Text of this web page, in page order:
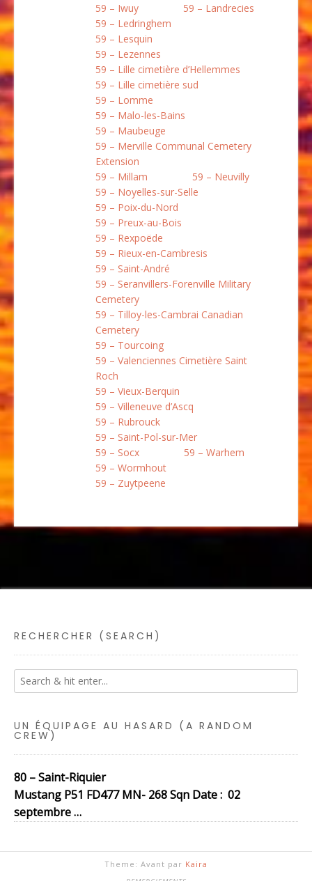
59 – Iwuy
59 – Landrecies
59 – Ledringhem
59 – Lesquin
59 – Lezennes
59 – Lille cimetière d’Hellemmes
59 – Lille cimetière sud
59 – Lomme
59 – Malo-les-Bains
59 – Maubeuge
59 – Merville Communal Cemetery
Extension
59 – Millam
59 – Neuvilly
59 – Noyelles-sur-Selle
59 – Poix-du-Nord
59 – Preux-au-Bois
59 – Rexpoëde
59 – Rieux-en-Cambresis
59 – Saint-André
59 – Seranvillers-Forenville Military
Cemetery
59 – Tilloy-les-Cambrai Canadian
Cemetery
59 – Tourcoing
59 – Valenciennes Cimetière Saint
Roch
59 – Vieux-Berquin
59 – Villeneuve d’Ascq
59 – Rubrouck
59 – Saint-Pol-sur-Mer
59 – Socx
59 – Warhem
59 – Wormhout
59 – Zuytpeene
RECHERCHER (SEARCH)
UN ÉQUIPAGE AU HASARD (A RANDOM
CREW)
80 – Saint-Riquier
Mustang P51 FD477 MN- 268 Sqn Date : 02
septembre …
Theme: Avant par Kaira